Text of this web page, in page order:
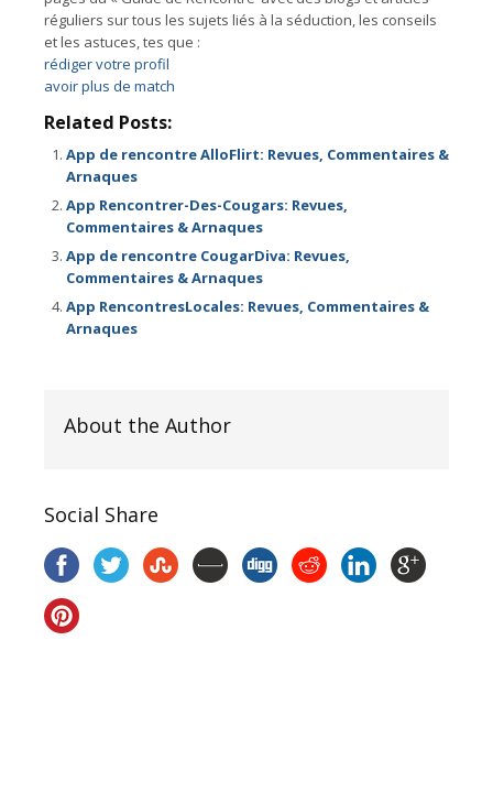
réguliers sur tous les sujets liés à la séduction, les conseils
et les astuces, tes que :
rédiger votre profil
avoir plus de match
Related Posts:
App de rencontre AlloFlirt: Revues, Commentaires &
Arnaques
App Rencontrer-Des-Cougars: Revues,
Commentaires & Arnaques
App de rencontre CougarDiva: Revues,
Commentaires & Arnaques
App RencontresLocales: Revues, Commentaires &
Arnaques
About the Author
Social Share